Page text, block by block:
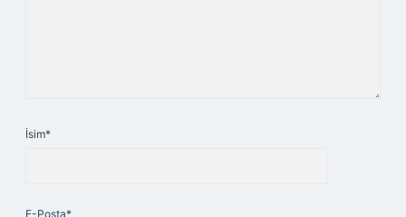
İsim*
E-Posta*